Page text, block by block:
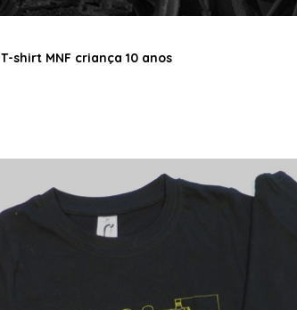
T-shirt MNF criança 10 anos